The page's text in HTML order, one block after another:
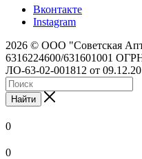
Вконтакте
Instagram
2026 © ООО "Советская
6316224600/631601001
ЛО-63-02-001812 от
Найти
0
0